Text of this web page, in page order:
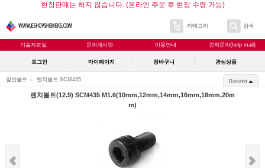
현장판매는 하지 않습니다. (온라인 주문 후 현장 수령 가능)
카테고리 검색
기술자료실 문의게시판 이용안내 견적문의(help mail)
로그인 마이페이지 장바구니 관심상품
일반볼트 렌치볼트 SCM435 Recent
렌치볼트(12.9) SCM435 M1.6(10mm,12mm,14mm,16mm,18mm,20m
m)